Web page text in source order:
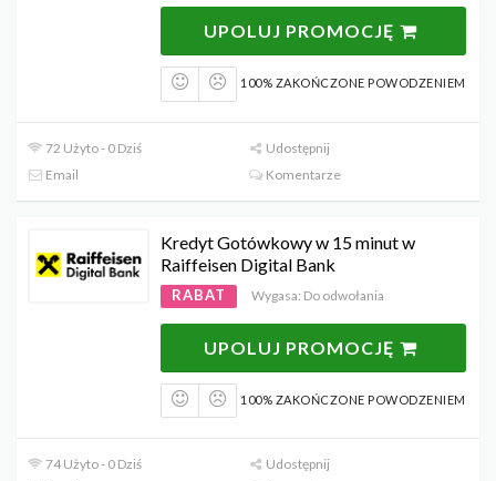
UPOLUJ PROMOCJĘ
100% ZAKOŃCZONE POWODZENIEM
72 Użyto - 0 Dziś
Udostępnij
Email
Komentarze
Kredyt Gotówkowy w 15 minut w
Raiffeisen Digital Bank
RABAT Wygasa: Do odwołania
UPOLUJ PROMOCJĘ
100% ZAKOŃCZONE POWODZENIEM
74 Użyto - 0 Dziś
Udostępnij